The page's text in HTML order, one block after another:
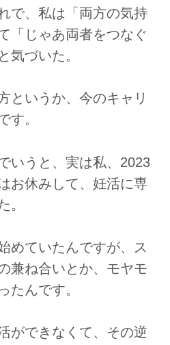
で、私は「両方の気持
「じゃあ両者をつなぐ
気づいた。
というか、今のキャリ
す。
うと、実は私、2023
お休みして、妊活に専
。
めていたんですが、ス
兼ね合いとか、モヤモ
たんです。
ができなくて、その逆